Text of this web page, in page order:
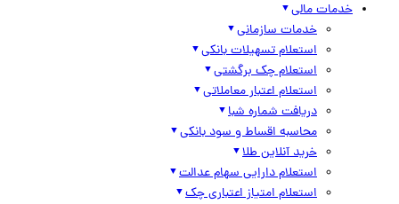
خدمات مالی
خدمات سازمانی
استعلام تسهیلات بانکی
استعلام چک برگشتی
استعلام اعتبار معاملاتی
دریافت شماره شبا
محاسبه اقساط و سود بانکی
خرید آنلاین طلا
استعلام دارایی سهام عدالت
استعلام امتیاز اعتباری چک